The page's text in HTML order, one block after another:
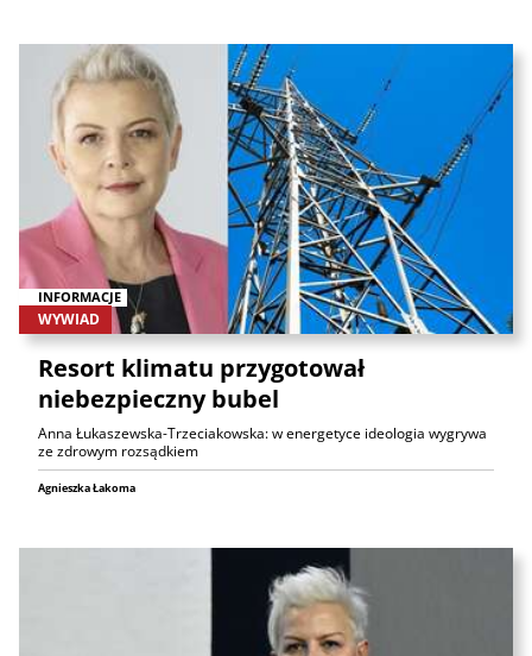
INFORMACJE
WYWIAD
Resort klimatu przygotował
niebezpieczny bubel
Anna Łukaszewska-Trzeciakowska: w energetyce ideologia wygrywa
ze zdrowym rozsądkiem
Agnieszka Łakoma